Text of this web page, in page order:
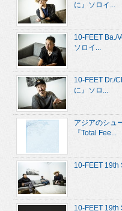
に』ソロイ...
10-FEET Ba./
ソロイ...
10-FEET Dr./
に』ソロ...
アジアのシュ
『Total Fee...
10-FEET 19th
10-FEET 19th